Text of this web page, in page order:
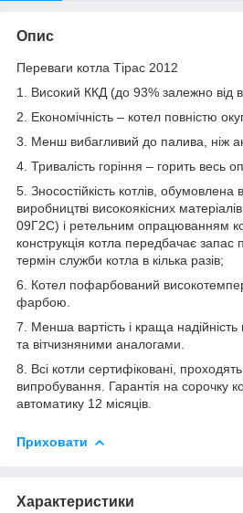
Опис
Переваги котла Тірас 2012
1. Високий ККД (до 93% залежно від
2. Економічність – котел повністю
3. Менш вибагливий до палива, ніж
4. Тривалість горіння – горить весь
5. Зносостійкість котлів,
виробництві високоякісних
09Г2С) і ретельним опрацюванням
конструкція котла передбачає запас
термін служби котла в кілька разів;
6. Котел пофарбований
фарбою.
7. Менша вартість і краща
та вітчизняними аналогами.
8. Всі котли сертифіковані,
випробування. Гарантія на сорочку
автоматику 12 місяців.
Приховати
Характеристики